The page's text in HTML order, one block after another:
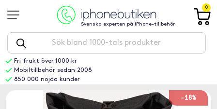
Svenska experten på iPhone-tillbehör
0
Fri frakt över 1000 kr
Mobiltillbehör sedan 2008
850 000 nöjda kunder
-18%